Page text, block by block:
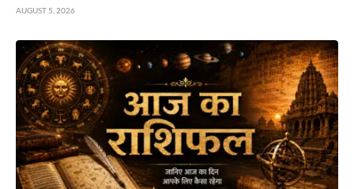
AUGUST 5, 2026